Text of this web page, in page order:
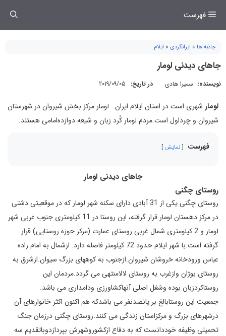
فهرست
جاذبه ها » ایرانگردی » ایلام
جاهای دیدنی لومار
نویسنده: سمیرا هادی در تاریخ: 2019/09/05
لومار شهری است در استان ایلام ایران. لومار مرکز بخش شیروان در شهرستان
شیروان و چرداول است.مردم لومار کُرد زبان و شیعه دوازده‌امامی هستند.
فهرست نمایش
جاهای دیدنی لومار
روستای چگنی
روستای چگنی يكی از 31 آبادی دارای سكنه شهر لومار كه در موقعيتی دشتی
در مركز دهستان لومار قرار گرفته، اين روستا در 11 كيلومتری جنوب غربی شهر
لومار و 2 كيلومتری شمال غربی روستای عمارت (مركز حوزه روستايی) قرار
گرفته است.با شهر ايلام حدود 72 كيلومتر فاصله دارد. ازشمال به امام زاده
عباس ورودخانه خروشان شیروان.ازجنوب به کوههای بزرگ سیوان.ازشرق به
روستای بوژان وازغرب به روستای لالامنتهی می گردد.مردمان این
روستاکردزبان بوده وشغل اصلی آنهاکشاورزی ودامداری می باشد.
جمعیت این روستابالغ بر پانصدنفر می باشدکه هم اکنون اکثر خانوارهای آن
درشهرهای بزرگ و مرکزاستان زندگی می کنند.روستای چگنی درزمان جنگ
تحمیلی وظیفه خوددانست که به دفاع ازکشوروشهرش بپردازدوباتقدیم سه